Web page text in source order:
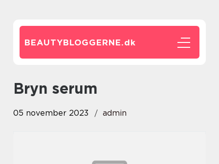
BEAUTYBLOGGERNE.dk
bryn serum
05 november 2023 admin